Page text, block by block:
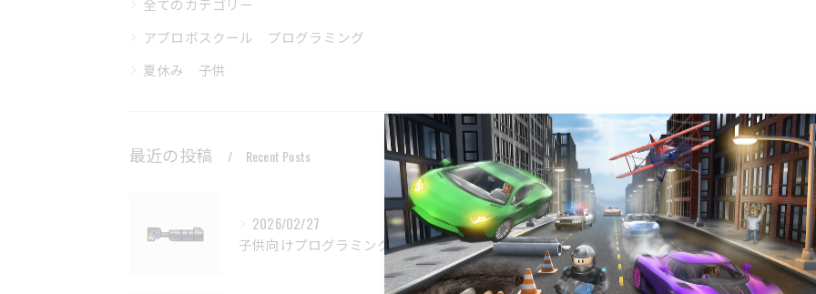
全てのカテゴリー
アプロボスクール プログラミング
夏休み 子供
最近の投稿 Recent Posts
2026/02/27
子供向けプログラミング教室の基本問題解決法